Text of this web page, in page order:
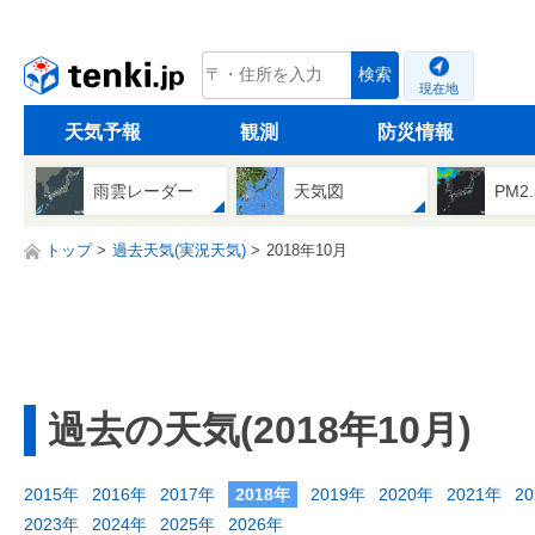
tenki.jp 検索
現在地
天気予報 観測 防災情報
雨雲レーダー 天気図
トップ 過去天気(実況天気) 2018年10月
過去の天気(2018年10月)
2015年 2016年 2017年 2018年 2019年 2020年 2021年
2023年
2024年 2025年 2026年